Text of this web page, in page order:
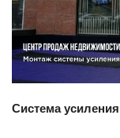
Система